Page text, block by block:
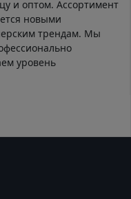
и оптом. Ассортимент
новыми
трендам. Мы
уровень